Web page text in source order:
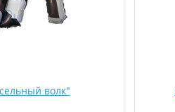
волк"